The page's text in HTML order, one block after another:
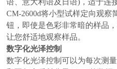
语、意大利语及日语)，适于连
CM-2600d将小型试样定向观察
钮，即使是色彩非常暗的样品
让您舒适地观察样品。
数字化光泽控制
数字化光泽控制可以为每次测